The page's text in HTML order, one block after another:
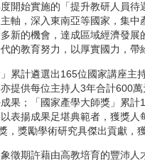
開始實施的「提升教研人員待
軸，深入東南亞等國家，集
新的機會，達成區域經濟發
的教育努力，以厚實國力，帶
累計遴選出165位國家講座主
提供每位主持人3年合計600
果；「國家產學大師獎」累
表揚成果足堪典範者，獲獎
，獎勵學術研究具傑出貢獻，
徵期許藉由高教培育的豐沛